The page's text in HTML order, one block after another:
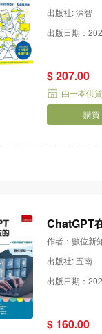
出版社: 深智
出版日期：
$ 207.00
由一本供貨
購買
ChatGPT
作者：數位新
出版社: 五南
出版日期：
$ 160.00